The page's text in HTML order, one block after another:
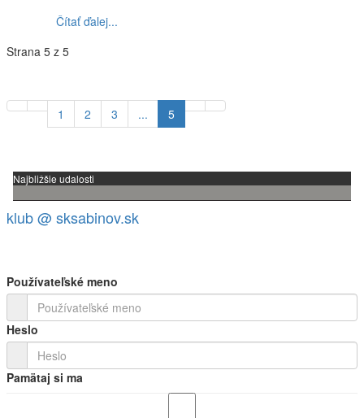
Čítať ďalej...
Strana 5 z 5
1 2 3 ... 5
Najbližšie udalosti
klub @ sksabinov.sk
Používateľské meno
Heslo
Pamätaj si ma